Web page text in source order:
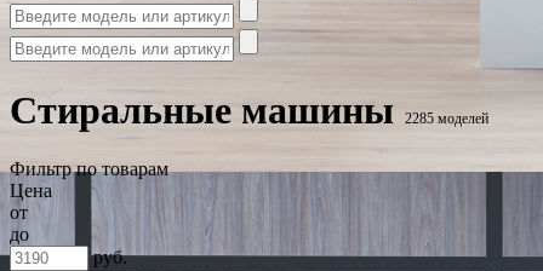
Стиральные машины 2285 моделей
Фильтр по товарам
Цена
от
до
руб.